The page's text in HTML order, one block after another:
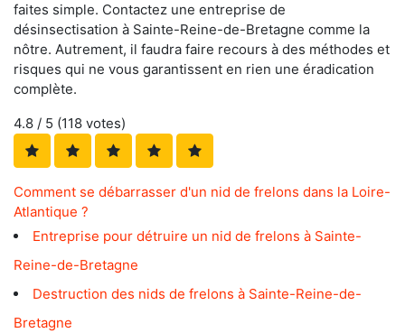
faites simple. Contactez une entreprise de
désinsectisation à Sainte-Reine-de-Bretagne comme la
nôtre. Autrement, il faudra faire recours à des méthodes et
risques qui ne vous garantissent en rien une éradication
complète.
4.8 / 5 (118 votes)
Comment se débarrasser d'un nid de frelons dans la Loire-
Atlantique ?
Entreprise pour détruire un nid de frelons à Sainte-
Reine-de-Bretagne
Destruction des nids de frelons à Sainte-Reine-de-
Bretagne